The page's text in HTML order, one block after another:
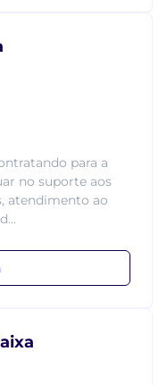
para a
no suporte aos
atendimento ao